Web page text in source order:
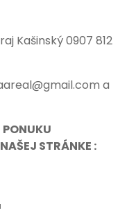
Kašinský 0907 812
a
STRÁNKE :